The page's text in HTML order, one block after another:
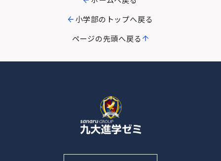
小学部のトップへ戻る
ページの先頭へ戻る